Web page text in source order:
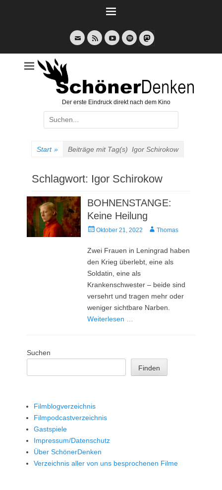
E-
Mail
Feed YouTubeSpotify
Der erste Eindruck direkt nach dem Kino
Suche
nach:
Start » Beiträge mit Tag(s) Igor Schirokow
Schlagwort: Igor Schirokow
BOHNENSTANGE:
Keine Heilung
Veröffentlicht
Oktober 21, 2022 AutorThomas
Zwei Frauen in Leningrad haben
den Krieg überlebt, eine als
Soldatin, eine als
Krankenschwester – beide sind
versehrt und tragen mehr oder
weniger sichtbare Narben.
Weiterlesen …
Suchen
Finden
Filmblogverzeichnis
Filmpodcastverzeichnis
Gastspiele
Impressum/Datenschutz
Über SchönerDenken
Verzeichnis aller von uns besprochenen Filme